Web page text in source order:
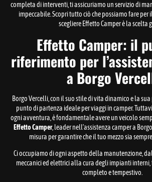
completa di interventi, ti assicuriamo un servizio di
impeccabile. Scopri tutto ciò che possiamo fare per
scegliere Effetto Camper è la scelta
Effetto Camper: il
riferimento per
a Borgo
Borgo Vercelli, con il suo stile di vita dinamico e la
punto di partenza ideale per viaggi in camper.
ogni avventura, è fondamentale avere un veicolo
Effetto Camper, leader nell’assistenza camper a
misura per garantire che il tuo mezzo sia
Ci occupiamo di ogni aspetto della manutenzione,
meccanici ed elettrici alla cura degli impianti
completo e tempestivo.